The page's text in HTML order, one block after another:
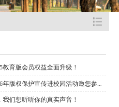
育版会员权益全面升级！
版权保护宣传进校园活动邀您参...
们想听听你的真实声音！